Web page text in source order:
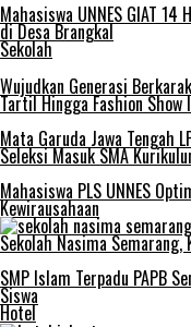
Mahasiswa UNNES GIAT
di Desa Brangkal
Sekolah
Wujudkan Generasi
Tartil Hingga Fashion Show
Mata Garuda Jawa Tengah
Seleksi Masuk SMA
Mahasiswa PLS UNNES
Kewirausahaan
Sekolah Nasima
SMP Islam Terpadu PAPB
Siswa
Hotel